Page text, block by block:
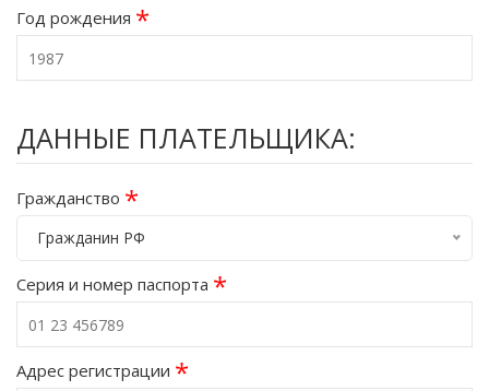
Год рождения *
ДАННЫЕ ПЛАТЕЛЬЩИКА:
Гражданство *
Гражданин РФ
Серия и номер паспорта *
Адрес регистрации *